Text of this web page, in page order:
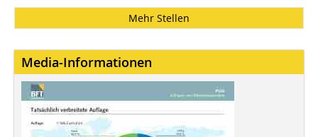
Mehr Stellen
Media-Informationen